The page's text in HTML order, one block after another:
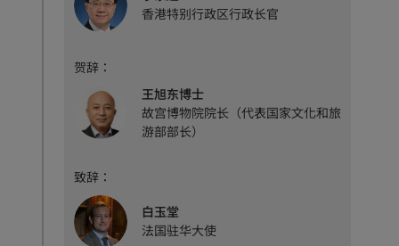
香港特别行政区行政长官
贺辞：
王旭东博士
故宫博物院院长（代表国家文化和旅
游部部长）
致辞：
白玉堂
法国驻华大使